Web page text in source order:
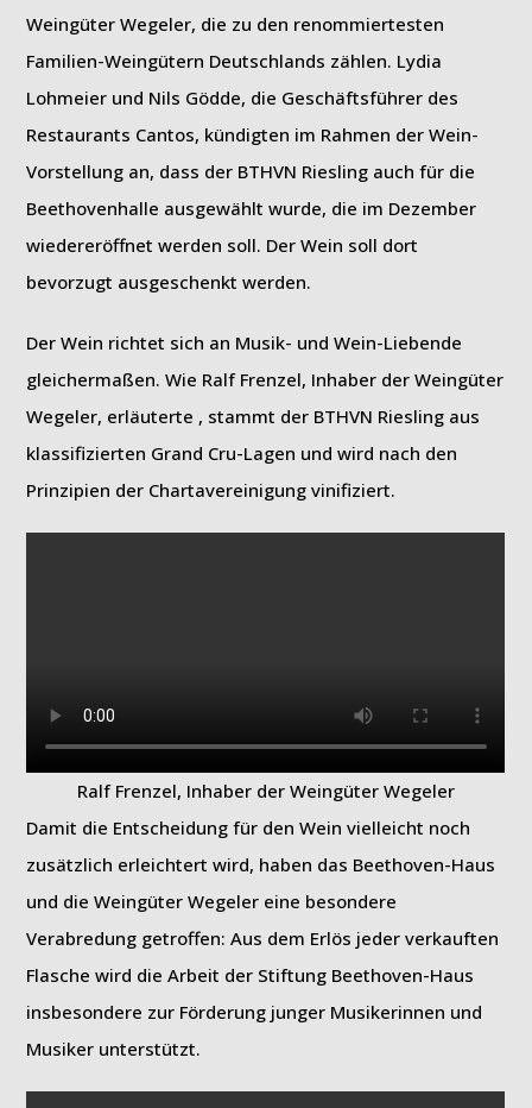
Weingüter Wegeler, die zu den renommiertesten
Familien-Weingütern Deutschlands zählen. Lydia
Lohmeier und Nils Gödde, die Geschäftsführer des
Restaurants Cantos, kündigten im Rahmen der Wein-
Vorstellung an, dass der BTHVN Riesling auch für die
Beethovenhalle ausgewählt wurde, die im Dezember
wiedereröffnet werden soll. Der Wein soll dort
bevorzugt ausgeschenkt werden.
Der Wein richtet sich an Musik- und Wein-Liebende
gleichermaßen. Wie Ralf Frenzel, Inhaber der Weingüter
Wegeler, erläuterte , stammt der BTHVN Riesling aus
klassifizierten Grand Cru-Lagen und wird nach den
Prinzipien der Chartavereinigung vinifiziert.
Ralf Frenzel, Inhaber der Weingüter Wegeler
Damit die Entscheidung für den Wein vielleicht noch
zusätzlich erleichtert wird, haben das Beethoven-Haus
und die Weingüter Wegeler eine besondere
Verabredung getroffen: Aus dem Erlös jeder verkauften
Flasche wird die Arbeit der Stiftung Beethoven-Haus
insbesondere zur Förderung junger Musikerinnen und
Musiker unterstützt.